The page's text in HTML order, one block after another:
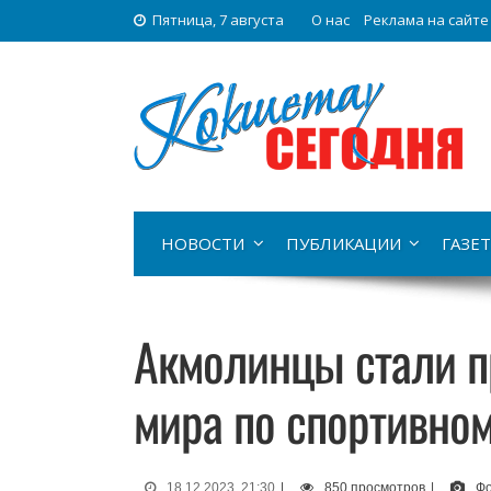
Пятница, 7 августа О нас Реклама на сайте
НОВОСТИ ПУБЛИКАЦИИ
Акмолинцы стали
мира по
18.12.2023, 21:30 | 850 просмотров |